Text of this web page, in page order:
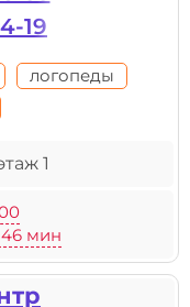
19
логопеды
1
46 мин